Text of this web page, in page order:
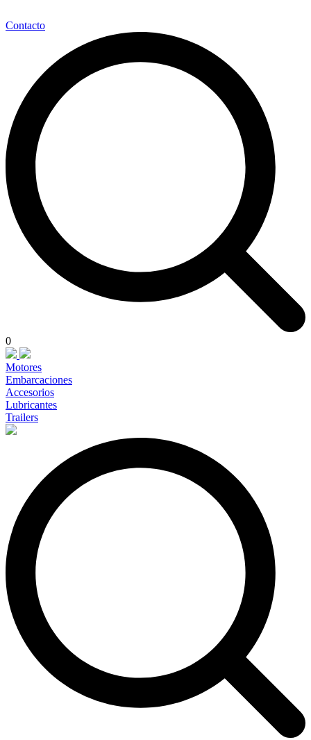
Contacto
0
Motores
Embarcaciones
Accesorios
Lubricantes
Trailers